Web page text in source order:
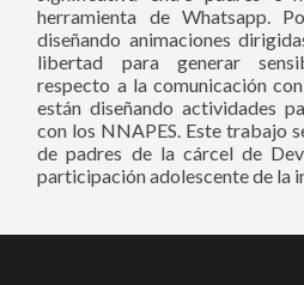
herramienta de Whatsapp.
diseñando animaciones
libertad para generar
respecto a la comunicación
están diseñando actividades
con los NNAPES. Este trabajo
de padres de la cárcel de
participación adolescente de la